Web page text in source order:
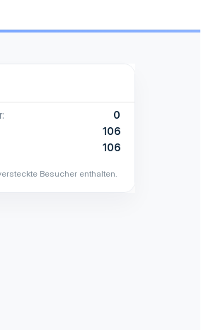
0
106
106
Besucher enthalten.